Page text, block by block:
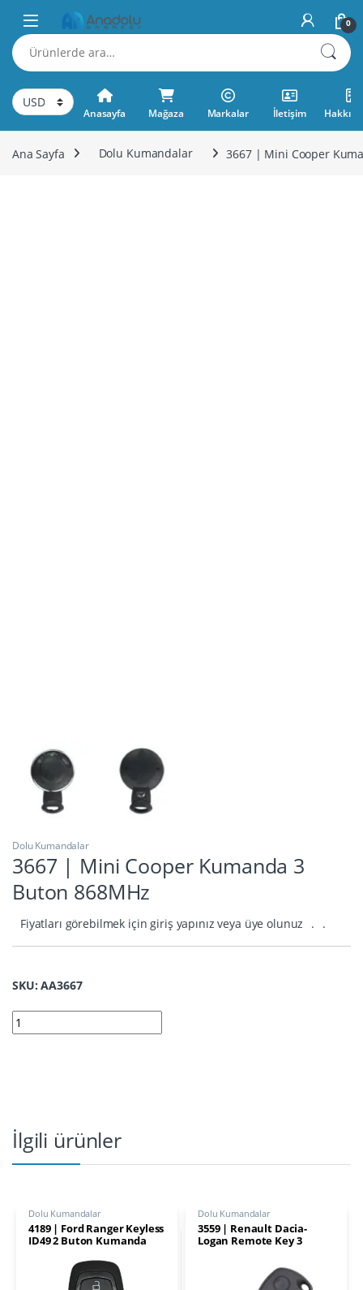
Skip to navigation
Skip to content
0
Ara:
Anasayfa Mağaza Markalar İletişim
Ana Sayfa Dolu Kumandalar 3667 | Mini Cooper
Dolu Kumandalar
3667 | Mini Cooper Kumanda 3
Buton 868MHz
Fiyatları görebilmek için giriş yapınız veya üye olunuz . .
SKU: AA3667
3667 | Mini Cooper Kumanda 3 Buton 868MHz quantity
İlgili ürünler
Dolu Kumandalar
4189 | Ford Ranger Keyless
ID49 2 Buton Kumanda
Dolu Kumandalar
3559 | Renault Dacia-
Logan Remote Key 3